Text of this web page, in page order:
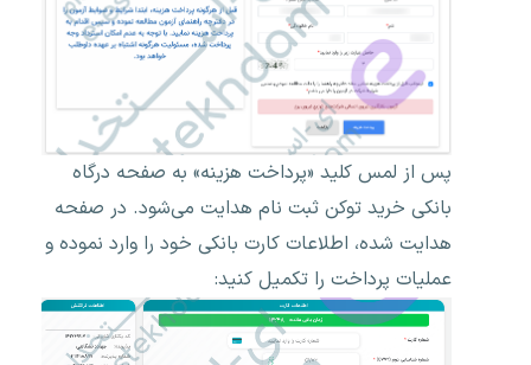
پس از لمس کلید «پرداخت هزینه» به صفحه درگاه
بانکی خرید توکن ثبت نام هدایت می‌شود. در صفحه
هدایت شده، اطلاعات کارت بانکی خود را وارد نموده و
عملیات پرداخت را تکمیل کنید: